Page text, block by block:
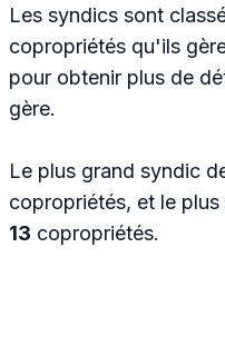
Les syndics sont
copropriétés qu'ils
pour obtenir plus de
gère.
Le plus grand syndic
copropriétés, et le
13 copropriétés.